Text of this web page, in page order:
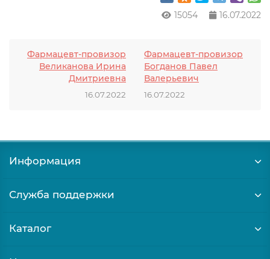
15054 16.07.2022
Фармацевт-провизор
Великанова Ирина
Дмитриевна
16.07.2022
Фармацевт-провизор
Богданов Павел
Валерьевич
16.07.2022
Информация
Служба поддержки
Каталог